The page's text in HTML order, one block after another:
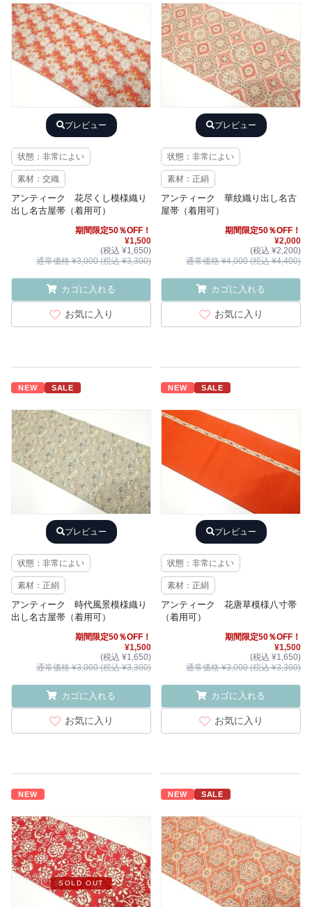
プレビュー
状態：非常によい
素材：交織
アンティーク 花尽くし模様織り
出し名古屋帯（着用可）
期間限定50％OFF！
¥1,500
(税込 ¥1,650)
通常価格 ¥3,000 (税込 ¥3,300)
カゴに入れる
お気に入り
プレビュー
状態：非常によい
素材：正絹
アンティーク 華紋織り出し名古
屋帯（着用可）
期間限定50％OFF！
¥2,000
(税込 ¥2,200)
通常価格 ¥4,000 (税込 ¥4,400)
カゴに入れる
お気に入り
NEW SALE
プレビュー
状態：非常によい
素材：正絹
アンティーク 時代風景模様織り
出し名古屋帯（着用可）
期間限定50％OFF！
¥1,500
(税込 ¥1,650)
通常価格 ¥3,000 (税込 ¥3,300)
カゴに入れる
お気に入り
NEW SALE
プレビュー
状態：非常によい
素材：正絹
アンティーク 花唐草模様八寸帯
（着用可）
期間限定50％OFF！
¥1,500
(税込 ¥1,650)
通常価格 ¥3,000 (税込 ¥3,300)
カゴに入れる
お気に入り
NEW
SOLD OUT
NEW SALE